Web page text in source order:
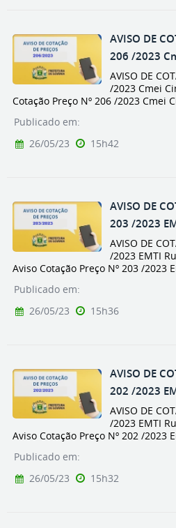
AVISO DE
206 /2023
AVISO DE
/2023 Cmei
Cotação Preço Nº 206 /2023 Cmei
Publicado em:
26/05/23
15h42
AVISO DE
203 /2023
AVISO DE
/2023 EMTI
Aviso Cotação Preço Nº 203 /2023
Publicado em:
26/05/23
15h36
AVISO DE
202 /2023
AVISO DE
/2023 EMTI
Aviso Cotação Preço Nº 202 /2023
Publicado em:
26/05/23
15h32